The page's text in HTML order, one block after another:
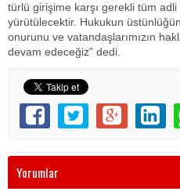
türlü girişime karşı gerekli tüm adli
yürütülecektir. Hukukun
onurunu ve vatandaşlarımızın
devam edeceğiz" dedi.
Yorumlar